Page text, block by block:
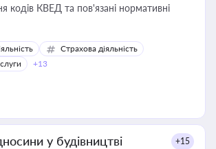
кодів КВЕД та пов'язані нормативні
Страхова діяльність
+13
у будівництві +15